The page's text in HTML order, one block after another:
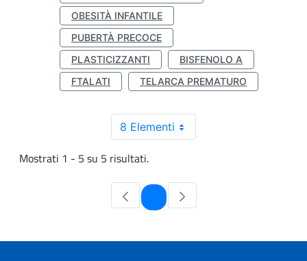
OBESITÀ INFANTILE
PUBERTÀ PRECOCE
PLASTICIZZANTI
BISFENOLO A
FTALATI
TELARCA PREMATURO
8 Elementi
Mostrati 1 - 5 su 5 risultati.
Pagina